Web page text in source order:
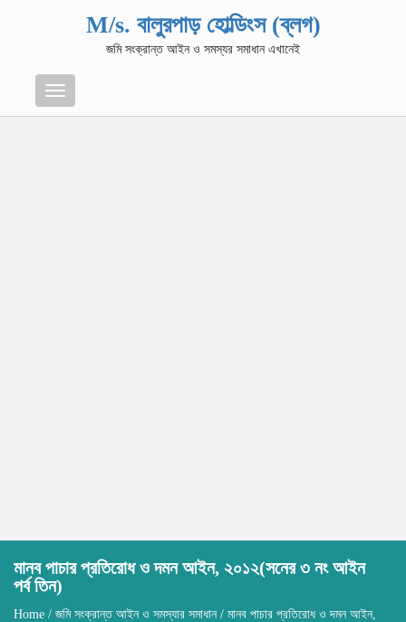
M/s. বালুরপাড় হোল্ডিংস (ব্লগ)
জমি সংক্রান্ত আইন ও সমস্যর সমাধান এখানেই
Menu
মানব পাচার প্রতিরোধ ও দমন আইন, ২০১২(সনের ৩ নং আইন
পর্ব তিন)
Home / জমি সংক্রান্ত আইন ও সমস্যার সমাধান/ মানব পাচার প্রতিরোধ ও দমন আইন,